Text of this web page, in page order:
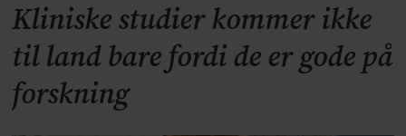
Kliniske studier kommer ikke
til land bare fordi de er gode på
forskning